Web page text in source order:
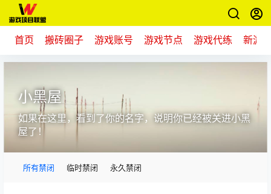
首页 搬砖圈子 游戏账号 游戏节点 游戏代练 新游
小黑屋
如果在这里，看到了你的名字，说明你已经被关进小黑
屋了！
所有禁闭 临时禁闭 永久禁闭